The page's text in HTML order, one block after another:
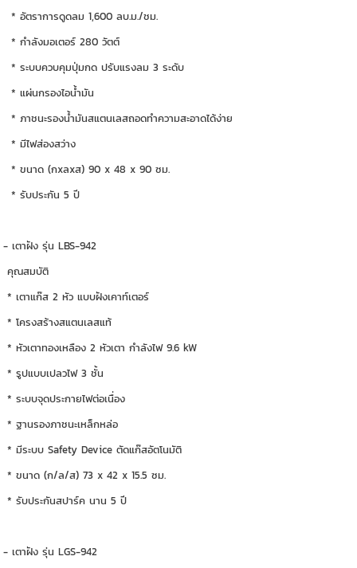
* อัตราการดูดลม 1,600 ลบ.ม./ชม.
* กำลังมอเตอร์ 280 วัตต์
* ระบบควบคุมปุ่มกด ปรับแรงลม 3 ระดับ
* แผ่นกรองไอน้ำมัน
* ภาชนะรองน้ำมันสแตนเลสถอดทำความสะอาดได้ง่าย
* มีไฟส่องสว่าง
* ขนาด (กxลxส) 90 x 48 x 90 ซม.
* รับประกัน 5 ปี
- เตาฝัง รุ่น LBS-942
คุณสมบัติ
* เตาแก๊ส 2 หัว แบบฝังเคาท์เตอร์
* โครงสร้างสแตนเลสแท้
* หัวเตาทองเหลือง 2 หัวเตา กำลังไฟ 9.6 kW
* รูปแบบเปลวไฟ 3 ชั้น
* ระบบจุดประกายไฟต่อเนื่อง
* ฐานรองภาชนะเหล็กหล่อ
* มีระบบ Safety Device ตัดแก๊สอัตโนมัติ
* ขนาด (ก/ล/ส) 73 x 42 x 15.5 ซม.
* รับประกันสปาร์ค นาน 5 ปี
- เตาฝัง รุ่น LGS-942